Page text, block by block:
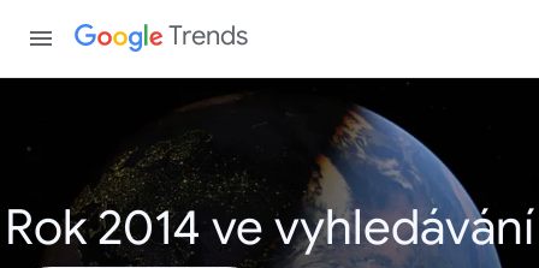
Trends
Rok 2014 ve vyhledávání